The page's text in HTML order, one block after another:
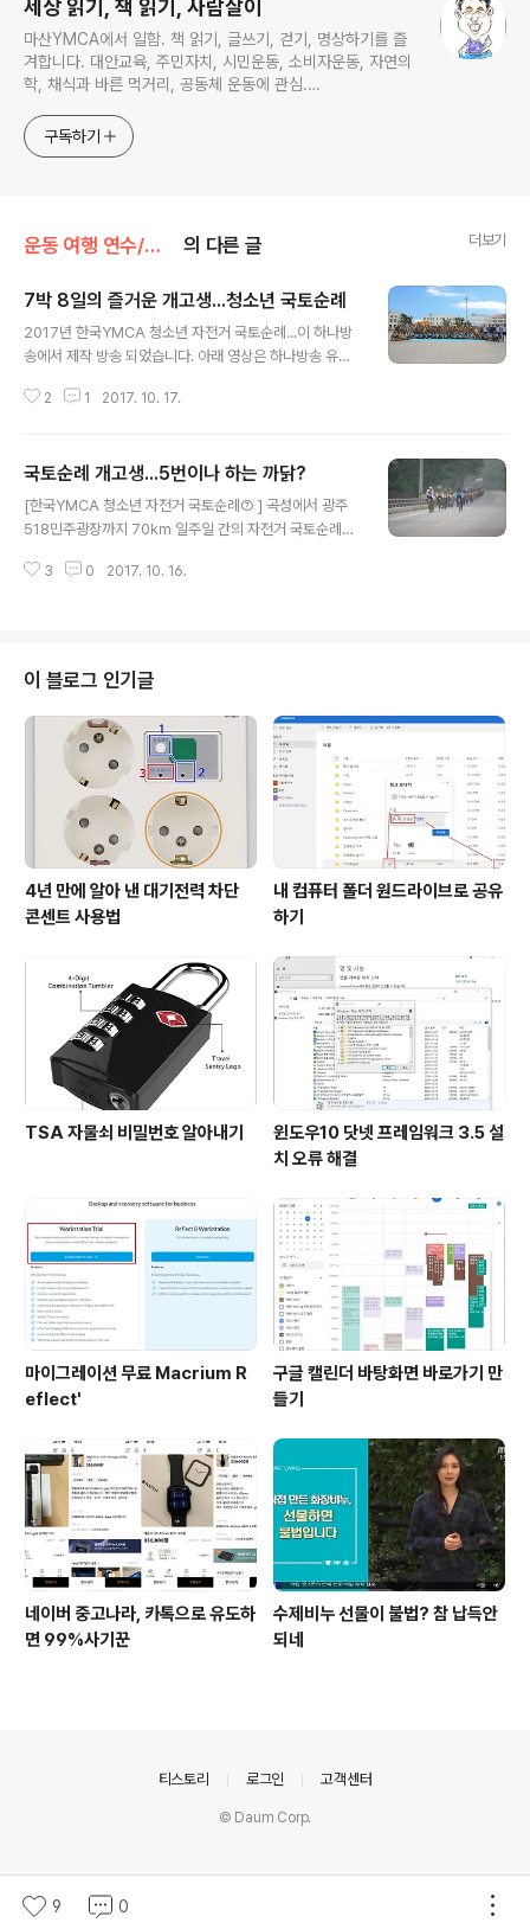
세상 읽기, 책 읽기, 사람살이
마산YMCA에서 일함. 책 읽기, 글쓰기, 걷기, 명상하기를 즐
겨합니다. 대안교육, 주민자치, 시민운동, 소비자운동, 자연의
학, 채식과 바른 먹거리, 공동체 운동에 관심.
http://www.facebook.com/ymcaman
구독하기
운동 여행 연수/자전거 국토순례 의 다른 글 더보기
7박 8일의 즐거운 개고생...청소년 국토순례
2017년 한국YMCA 청소년 자전거 국토순례...이 하나방
송에서 제작 방송 되었습니다. 아래 영상은 하나방송 유튜
주최하고 전국 16개 지역YMCA가 참가한 청소년 자전거
토순례는 올해로 13회를 맞이하였는데, 2017년 청소년
자전거 국토 순례단은 "생명의 어울림, 평화의 발구름"을
주제로 전라남북도 일원의 근현대 역사와 민주주의의 현장
로 나뉘어 김제 모악산을 출발한 청소년 자전거 국토순례
2 1 2017. 10. 17.
국토순례 개고생...5번이나 하는 까닭?
[한국YMCA 청소년 자전거 국토순례⑦ ] 곡성에서 광주
518민주광장까지 70km 일주일 간의 자전거 국토순례를
긴장된 모습입니다. 가장 복잡한 도심 구간인 광주 시내를
몫입니다. 2017년 YMCA 청소년 자전거 국토순례 마지
막 구간은 곡성군 가정녹색농촌체험마을을 출발하여 출발
하여 광주광역시 518민주광장까지 달리는 약 70km 구간
입니다. 진행팀 실무자들은 아침부터 모여 회의를 합니다.
아이들의 흥분된 마음을 가라앉히고 평상의 긴장을 유지하
면서 광주까지 마지막 라이딩을 해내야 ..
3 0 2017. 10. 16.
이 블로그 인기글
4년 만에 알아 낸 대기전력 차단
콘센트 사용법
내 컴퓨터 폴더 원드라이브로 공유
하기
TSA 자물쇠 비밀번호 알아내기
윈도우10 닷넷 프레임워크 3.5 설
치 오류 해결
마이그레이션 무료 Macrium R
eflect'
구글 캘린더 바탕화면 바로가기 만
들기
네이버 중고나라, 카톡으로 유도하
면 99%사기꾼
수제비누 선물이 불법? 참 납득안
되네
9 0
티스토리 로그인 고객센터
© Daum Corp.